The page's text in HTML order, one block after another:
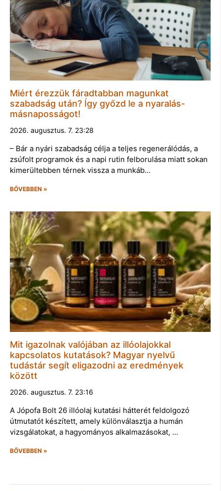
Miért érezzük fáradtabban magunkat
szabadság után? Így győzd le a nyaralás-
másnaposságot!
2026. augusztus. 7. 23:28
– Bár a nyári szabadság célja a teljes regenerálódás, a
zsúfolt programok és a napi rutin felborulása miatt sokan
kimerültebben térnek vissza a munkáb…
BŐVEBBEN »
Mit igazolnak valójában az illóolajokkal
kapcsolatos kutatások? Magyar nyelvű
tudástár segít eligazodni az eredmények
között
2026. augusztus. 7. 23:16
A Jópofa Bolt 26 illóolaj kutatási hátterét feldolgozó
útmutatót készített, amely különválasztja a humán
vizsgálatokat, a hagyományos alkalmazásokat, …
BŐVEBBEN »